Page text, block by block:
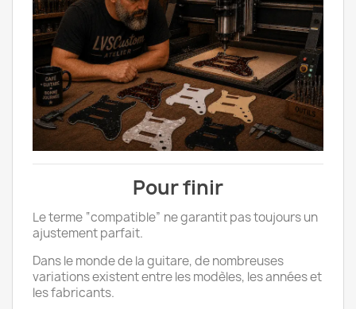
Pour finir
Le terme “compatible” ne garantit pas toujours un
ajustement parfait.
Dans le monde de la guitare, de nombreuses
variations existent entre les modèles, les années et
les fabricants.